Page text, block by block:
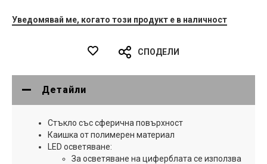
Уведомявай ме, когато този продукт е в наличност
СПОДЕЛИ
Детайли
Стъкло със сферична повърхност
Каишка от полимерен материал
LED осветяване:
За осветяване на циферблата се използва